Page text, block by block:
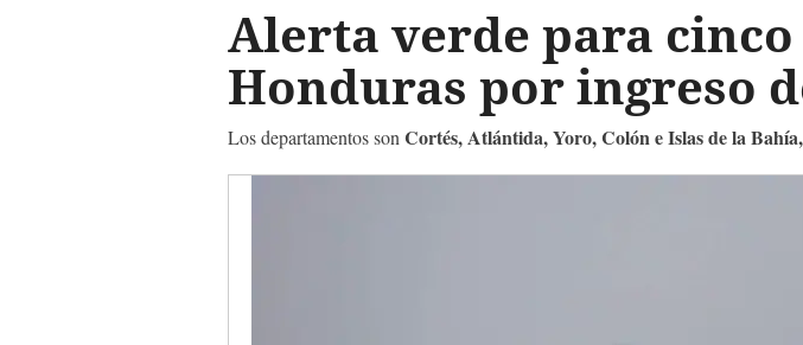
Alerta verde para
Honduras por ingreso
Los departamentos son Cortés, Atlántida, Yoro, Colón e Islas de la